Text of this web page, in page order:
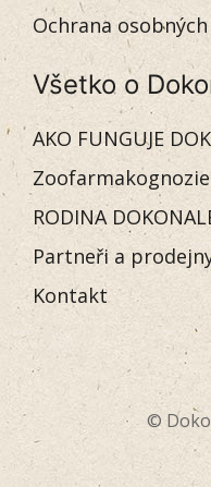
Ochrana
Všetko o
AKO FUNGUJE
Zoofarmakognozie
RODINA
Partneři a
Kontakt
©